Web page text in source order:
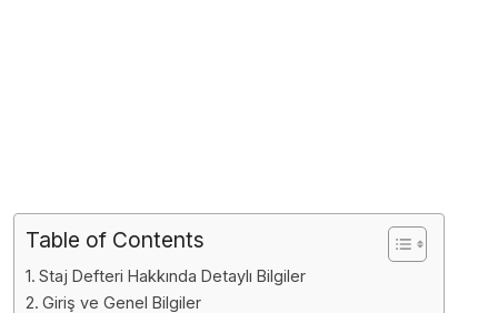
Table of Contents
Staj Defteri Hakkında Detaylı Bilgiler
Giriş ve Genel Bilgiler